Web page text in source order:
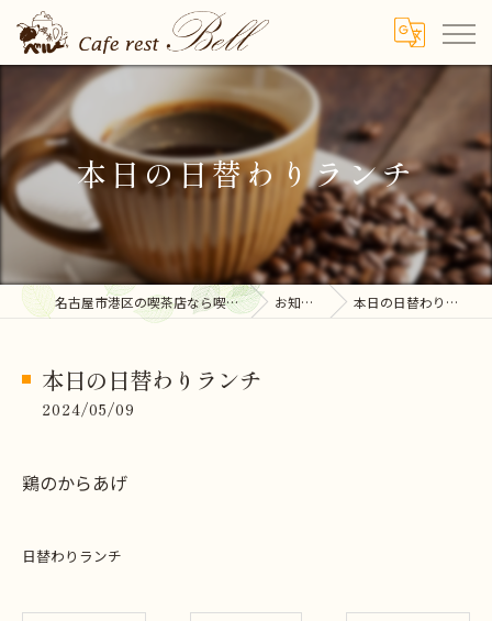
本日の日替わりランチ
名古屋市港区の喫茶店なら喫茶ベル お知らせ 本日の日替わりランチ
本日の日替わりランチ
2024/05/09
鶏のからあげ
日替わりランチ